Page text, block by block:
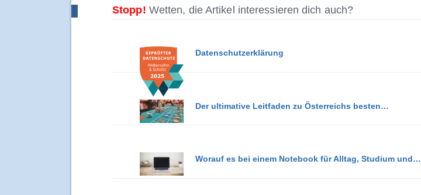
Stopp! Wetten, die Artikel interessieren dich auch?
Datenschutzerklärung
Der ultimative Leitfaden zu Österreichs besten…
Worauf es bei einem Notebook für Alltag, Studium und…